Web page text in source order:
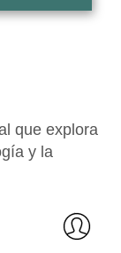
que explora
y la